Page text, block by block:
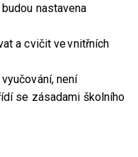
nastavena
a cvičit ve vnitřních
není
se zásadami školního